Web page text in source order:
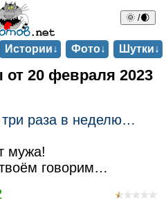
🌞 /🌒
Истории↓ Фото↓ Шутки↓
20 февраля 2023
раза в неделю…
мужа!
говорим…